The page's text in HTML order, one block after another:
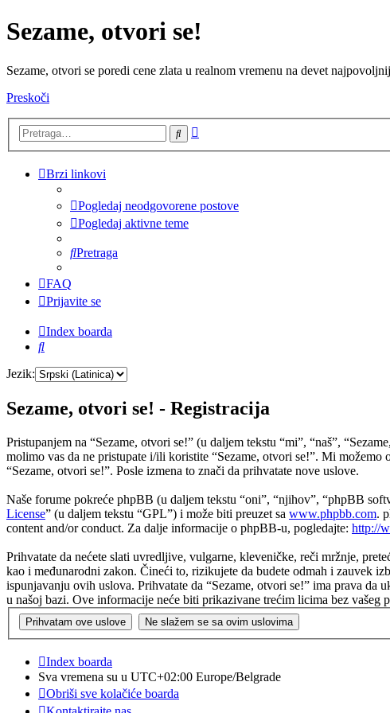
Sezame, otvori se!
Sezame, otvori se poredi cene zlata u realnom vremenu na devet
Preskoči
Pretraga
Brzi linkovi
Pogledaj neodgovorene postove
Pogledaj aktivne teme
Pretraga
FAQ
Prijavite se
Index boarda
Pretraga
Jezik:
Sezame, otvori se! - Registracija
Pristupanjem na “Sezame, otvori se!” (u daljem tekstu “mi”, “naš”,
molimo vas da ne pristupate i/ili koristite “Sezame, otvori se!”. Mi
“Sezame, otvori se!”. Posle izmena to znači da prihvatate nove uslove.
Naše forume pokreće phpBB (u daljem tekstu “oni”, “njihov”, “phpBB
License” (u daljem tekstu “GPL”) i može biti preuzet sa www.phpbb.com.
content and/or conduct. Za dalje informacije o phpBB-u, pogledajte: http://
Prihvatate da nećete slati uvredljive, vulgarne, kleveničke, reči mržnje,
kao i međunarodni zakon. Čineći to, rizikujete da budete odmah i zauvek
ispunjavanju ovih uslova. Prihvatate da “Sezame, otvori se!” ima prava
u našoj bazi. Ove informacije neće biti prikazivane trećim licima bez
Index boarda
Sva vremena su u UTC+02:00 Europe/Belgrade
Obriši sve kolačiće boarda